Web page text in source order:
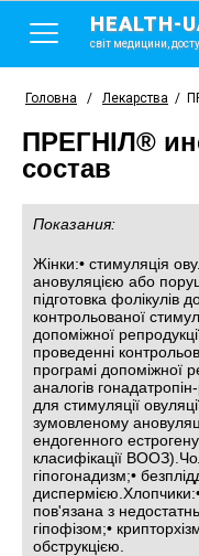
HEALTH-
світ медицини,
Головна / Лекарства /
ПРЕГНІЛ®
состав
Показания:
Жінки:• стимуляція
ановуляцією або
підготовка фолікулів
контрольованої
допоміжної
проведенні
програмі допоміжної
аналогів
для стимуляції
зумовленому
ендогенного
класифікації
гіпогонадизм;•
пов'язана з
гіпофізом;•
обструкцією.